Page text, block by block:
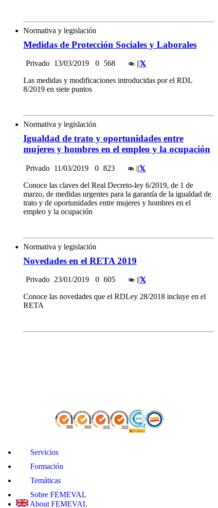
Normativa y legislación
Medidas de Protección Sociales y Laborales
Privado 13/03/2019 0 568 ||
Las medidas y modificaciones introducidas por el RDL
8/2019 en siete puntos
Normativa y legislación
Igualdad de trato y oportunidades entre
mujeres y hombres en el empleo y la ocupación
Privado 11/03/2019 0 823 ||
Conoce las claves del Real Decreto-ley 6/2019, de 1 de
marzo, de medidas urgentes para la garantía de la igualdad de
trato y de oportunidades entre mujeres y hombres en el
empleo y la ocupación
Normativa y legislación
Novedades en el RETA 2019
Privado 23/01/2019 0 605 ||
Conoce las novedades que el RDLey 28/2018 incluye en el
RETA
Servicios
Formación
Temáticas
Sobre FEMEVAL
About FEMEVAL